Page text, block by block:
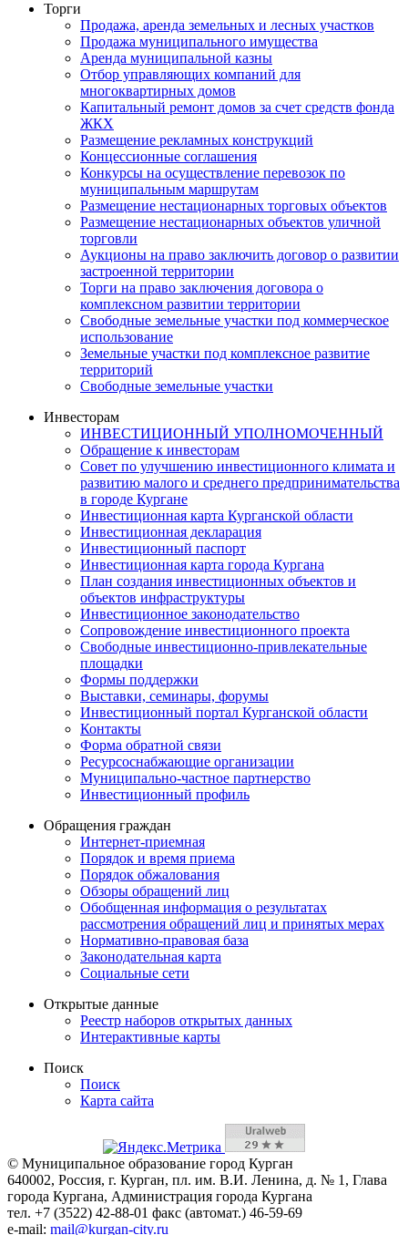
Торги
Продажа, аренда земельных и лесных участков
Продажа муниципального имущества
Аренда муниципальной казны
Отбор управляющих компаний для
многоквартирных домов
Капитальный ремонт домов за счет средств фонда
ЖКХ
Размещение рекламных конструкций
Концессионные соглашения
Конкурсы на осуществление перевозок по
муниципальным маршрутам
Размещение нестационарных торговых объектов
Размещение нестационарных объектов уличной
торговли
Аукционы на право заключить договор о развитии
застроенной территории
Торги на право заключения договора о
комплексном развитии территории
Свободные земельные участки под коммерческое
использование
Земельные участки под комплексное развитие
территорий
Свободные земельные участки
Инвесторам
ИНВЕСТИЦИОННЫЙ УПОЛНОМОЧЕННЫЙ
Обращение к инвесторам
Совет по улучшению инвестиционного климата и
развитию малого и среднего предпринимательства
в городе Кургане
Инвестиционная карта Курганской области
Инвестиционная декларация
Инвестиционный паспорт
Инвестиционная карта города Кургана
План создания инвестиционных объектов и
объектов инфраструктуры
Инвестиционное законодательство
Сопровождение инвестиционного проекта
Свободные инвестиционно-привлекательные
площадки
Формы поддержки
Выставки, семинары, форумы
Инвестиционный портал Курганской области
Контакты
Форма обратной связи
Ресурсоснабжающие организации
Муниципально-частное партнерство
Инвестиционный профиль
Обращения граждан
Интернет-приемная
Порядок и время приема
Порядок обжалования
Обзоры обращений лиц
Обобщенная информация о результатах
рассмотрения обращений лиц и принятых мерах
Нормативно-правовая база
Законодательная карта
Социальные сети
Открытые данные
Реестр наборов открытых данных
Интерактивные карты
Поиск
Поиск
Карта сайта
© Муниципальное образование город Курган
640002, Россия, г. Курган, пл. им. В.И. Ленина, д. № 1, Глава
города Кургана, Администрация города Кургана
тел. +7 (3522) 42-88-01 факс (автомат.) 46-59-69
e-mail: mail@kurgan-city.ru